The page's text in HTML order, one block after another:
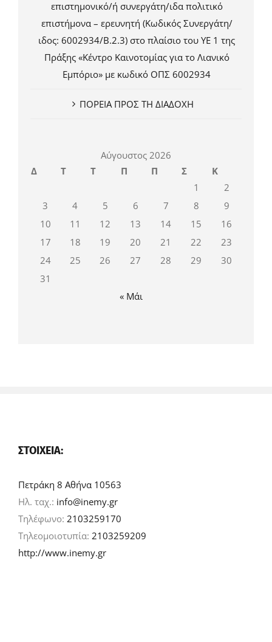
επιστημονικό/ή συνεργάτη/ιδα πολιτικό
επιστήμονα – ερευνητή (Κωδικός Συνεργάτη/
ιδος: 6002934/Β.2.3) στο πλαίσιο του ΥΕ 1 της
Πράξης «Κέντρο Καινοτομίας για το Λιανικό
Εμπόριο» με κωδικό ΟΠΣ 6002934
ΠΟΡΕΙΑ ΠΡΟΣ ΤΗ ΔΙΑΔΟΧΗ
Αύγουστος 2026
Δ
Τ Τ Π Π Σ
Κ
1
2
3
4 5 6 7 8
9
10
11 12 13 14 15
16
17
18 19 20 21 22
23
24
25 26 27 28 29
30
31
« Μάι
ΣΤΟΙΧΕΊΑ:
Πετράκη 8 Αθήνα 10563
Ηλ. ταχ.: info@inemy.gr
Τηλέφωνο: 2103259170
Τηλεομοιοτυπία: 2103259209
http://www.inemy.gr